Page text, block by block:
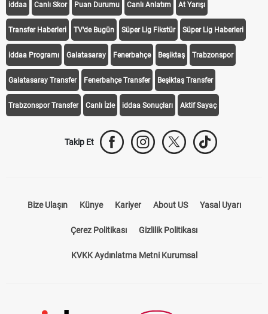
iddaa Canlı Skor Puan Durumu Canlı Anlatım At Yarışı
Transfer Haberleri TV'de Bugün Süper Lig Fikstür Süper Lig Haberleri
iddaa Programı Galatasaray Fenerbahçe Beşiktaş Trabzonspor
Galatasaray Transfer Fenerbahçe Transfer Beşiktaş Transfer
Trabzonspor Transfer Canlı İzle iddaa Sonuçları Aktif Sayaç
Takip Et
Bize Ulaşın Künye Kariyer About US Yasal Uyarı
Çerez Politikası Gizlilik Politikası
KVKK Aydınlatma Metni Kurumsal